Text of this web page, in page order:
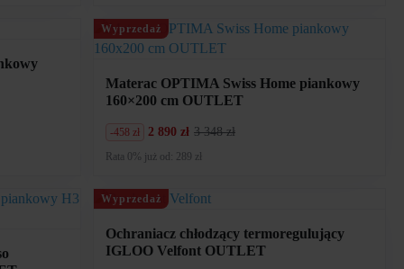
279
zł.
477
zł.
Wyprzedaż
Materac OPTIMA Swiss Home piankowy
160×200 cm OUTLET
3 348 zł
Pierwotna
cena
348
zł.
2 890 zł
Aktualna
cena
890
zł.
-458 zł
Rata 0% już od: 289 zł
Wyprzedaż
Ochraniacz chłodzący termoregulujący
IGLOO Velfont OUTLET